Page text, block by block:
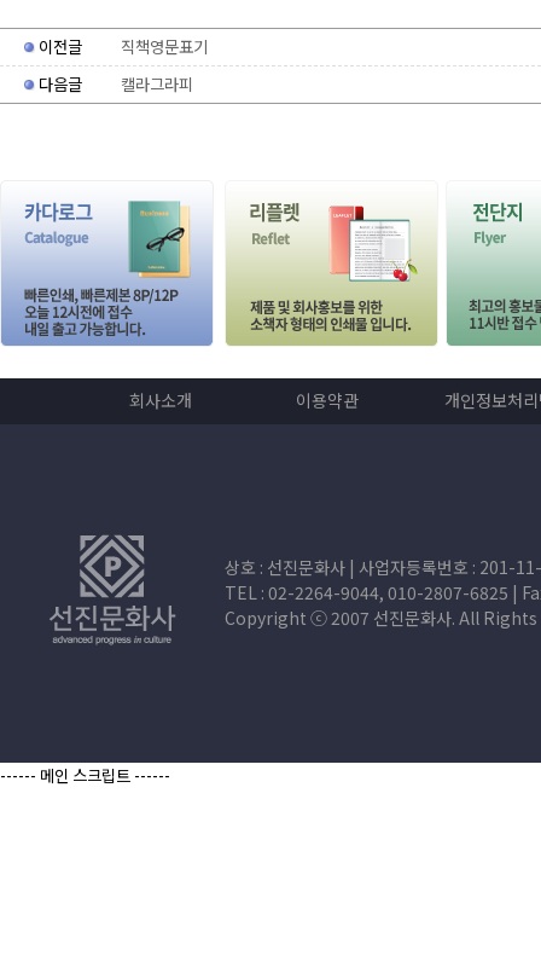
이전글
직책영문표기
다음글
캘라그라피
회사소개 이용약관 개인정보처
상호 : 선진문화사 | 사업자등록번호 : 201-
TEL : 02-2264-9044, 010-2807-6825 |
Copyright ⓒ 2007 선진문화사. All Rights
------ 메인 스크립트 ------